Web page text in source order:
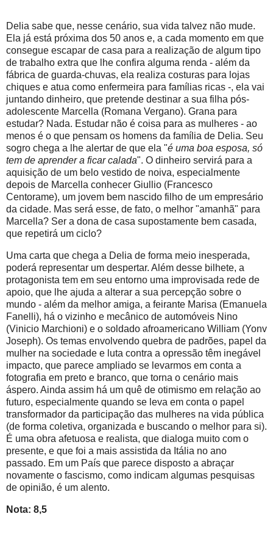
Delia sabe que, nesse cenário, sua vida talvez não mude.
Ela já está próxima dos 50 anos e, a cada momento em que
consegue escapar de casa para a realização de algum tipo
de trabalho extra que lhe confira alguma renda - além da
fábrica de guarda-chuvas, ela realiza costuras para lojas
chiques e atua como enfermeira para famílias ricas -, ela vai
juntando dinheiro, que pretende destinar a sua filha pós-
adolescente Marcella (Romana Vergano). Grana para
estudar? Nada. Estudar não é coisa para as mulheres - ao
menos é o que pensam os homens da família de Delia. Seu
sogro chega a lhe alertar de que ela "é uma boa esposa, só
tem de aprender a ficar calada". O dinheiro servirá para a
aquisição de um belo vestido de noiva, especialmente
depois de Marcella conhecer Giullio (Francesco
Centorame), um jovem bem nascido filho de um empresário
da cidade. Mas será esse, de fato, o melhor "amanhã" para
Marcella? Ser a dona de casa supostamente bem casada,
que repetirá um ciclo?
Uma carta que chega a Delia de forma meio inesperada,
poderá representar um despertar. Além desse bilhete, a
protagonista tem em seu entorno uma improvisada rede de
apoio, que lhe ajuda a alterar a sua percepção sobre o
mundo - além da melhor amiga, a feirante Marisa (Emanuela
Fanelli), há o vizinho e mecânico de automóveis Nino
(Vinicio Marchioni) e o soldado afroamericano William (Yonv
Joseph). Os temas envolvendo quebra de padrões, papel da
mulher na sociedade e luta contra a opressão têm inegável
impacto, que parece ampliado se levarmos em conta a
fotografia em preto e branco, que torna o cenário mais
áspero. Ainda assim há um quê de otimismo em relação ao
futuro, especialmente quando se leva em conta o papel
transformador da participação das mulheres na vida pública
(de forma coletiva, organizada e buscando o melhor para si).
É uma obra afetuosa e realista, que dialoga muito com o
presente, e que foi a mais assistida da Itália no ano
passado. Em um País que parece disposto a abraçar
novamente o fascismo, como indicam algumas pesquisas
de opinião, é um alento.
Nota: 8,5